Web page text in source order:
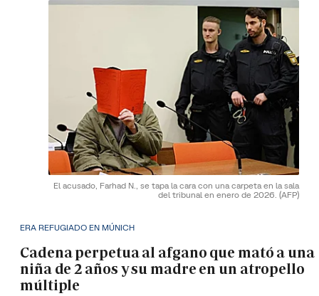
El acusado, Farhad N., se tapa la cara con una carpeta en la sala
del tribunal en enero de 2026. (AFP)
ERA REFUGIADO EN MÚNICH
Cadena perpetua al afgano que mató a una
niña de 2 años y su madre en un atropello
múltiple